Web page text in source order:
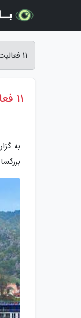
11 فعالیت جالب مناسب بچه ها در آلمان (قسمت اول) - تور ارمنستان
11 فعالیت جالب مناسب بچه ها در آلمان (قسمت اول)
به
بزرگسالان